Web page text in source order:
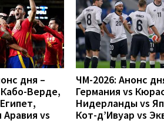
дня –
Верде,
Аравия vs
ЧМ-2026: Анонс
Германия vs
Нидерланды vs
Кот-д’Ивуар vs